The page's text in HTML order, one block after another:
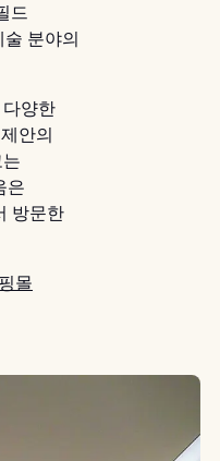
드
분야의
양한
안의
은
방문한
몰